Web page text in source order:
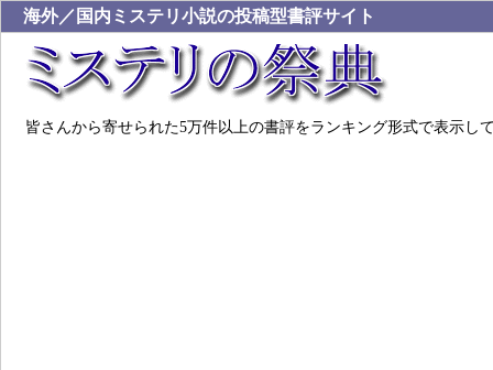
海外／国内ミステリ小説の投稿型書評サイト
皆さんから寄せられた5万件以上の書評をランキング形式で表示し